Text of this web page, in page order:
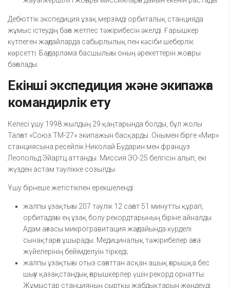
Дебюттік экспедиция ұзақ мерзімді орбиталық станцияда
жұмыс істеудің баға жетпес тәжірибесін әкелді. Ғарышкер
күтпеген жағдайларда сабырлылық пен кәсіби шеберлік
көрсетті. Бағдарлама басшылығы оның әрекеттерін жоғары
бағалады.
Екінші экспедиция және экипажға
командирлік ету
Келесі ұшу 1998 жылдың 29 қаңтарында болды, бұл жолы
Талғат «Союз ТМ-27» экипажын басқарды. Онымен бірге «Мир»
станциясына ресейлік Николай Бударин мен француз
Леопольд Эйартц аттанды. Миссия ЭО-25 белгісін алып, екі
жүзден астам тәулікке созылды.
Ұшу бірнеше жетістікпен ерекшеленді:
жалпы ұзақтығы 207 тәулік 12 сағат 51 минутты құрап,
орбитадағы ең ұзақ болу рекордтарының біріне айналды.
Адам ағзасы микрогравитация жағдайында күрделі
сынақтарға ұшырады. Медициналық тәжірибелер ағза
жүйелерінің бейімделуін тіркеді;
жалпы ұзақтығы отыз сағаттан асқан ашық ғарышқа бес
шығу қазақстандық ғарышкерлер үшін рекорд орнатты.
Жұмыстар станцияның сыртқы жабдықтарын жөндеуді